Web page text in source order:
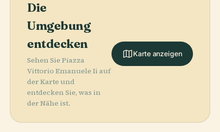
Die
Umgebung
entdecken
Sehen Sie Piazza
Vittorio Emanuele Ii auf
der Karte und
entdecken Sie, was in
der Nähe ist.
Karte anzeigen